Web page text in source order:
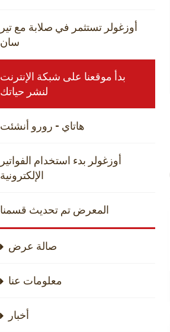
أوزغولر تستثمر في صلابة مع تير
سان
بدأ موقعنا على شبكة الإنترنت
لنشر حياتك
هاتاي - رورو أنشئت
أوزغولر بدء استخدام الفواتير
الإلكترونية
المعرض تم تحديث قسمنا
صالة عرض
معلومات عنا
أخبار